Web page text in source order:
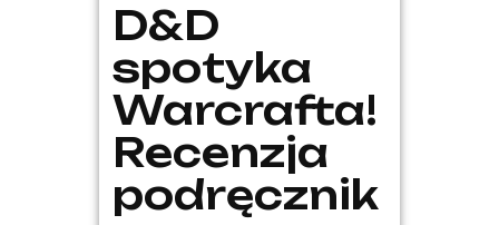
D&D
spotyka
Warcrafta!
Recenzja
podręcznik